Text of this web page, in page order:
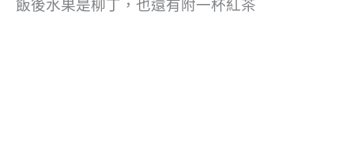
飯後水果是柳丁，也還有附一杯紅茶